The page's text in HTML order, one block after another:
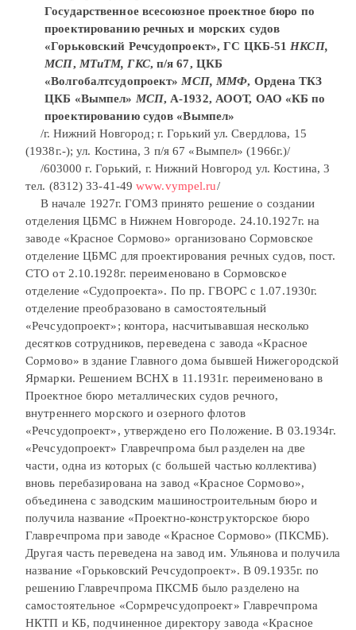
Государственное всесоюзное проектное бюро по
проектированию речных и морских судов
«Горьковский Речсудопроект», ГС ЦКБ-51 НКСП,
МСП, МТиТМ, ГКС, п/я 67, ЦКБ
«Волгобалтсудопроект» МСП, ММФ, Ордена ТКЗ
ЦКБ «Вымпел» МСП, А-1932, АООТ, ОАО «КБ по
проектированию судов «Вымпел»
/г. Нижний Новгород; г. Горький ул. Свердлова, 15
(1938г.-); ул. Костина, 3 п/я 67 «Вымпел» (1966г.)/
/603000 г. Горький, г. Нижний Новгород ул. Костина, 3
тел. (8312) 33-41-49www.vympel.ru/
В начале 1927г. ГОМЗ принято решение о создании
отделения ЦБМС в Нижнем Новгороде. 24.10.1927г. на
заводе «Красное Сормово» организовано Сормовское
отделение ЦБМС для проектирования речных судов, пост.
СТО от 2.10.1928г. переименовано в Сормовское
отделение «Судопроекта». По пр. ГВОРС с 1.07.1930г.
отделение преобразовано в самостоятельный
«Речсудопроект»; контора, насчитывавшая несколько
десятков сотрудников, переведена с завода «Красное
Сормово» в здание Главного дома бывшей Нижегородской
Ярмарки. Решением ВСНХ в 11.1931г. переименовано в
Проектное бюро металлических судов речного,
внутреннего морского и озерного флотов
«Речсудопроект», утверждено его Положение. В 03.1934г.
«Речсудопроект» Главречпрома был разделен на две
части, одна из которых (с большей частью коллектива)
вновь перебазирована на завод «Красное Сормово»,
объединена с заводским машиностроительным бюро и
получила название «Проектно-конструкторское бюро
Главречпрома при заводе «Красное Сормово» (ПКСМБ).
Другая часть переведена на завод им. Ульянова и получила
название «Горьковский Речсудопроект». В 09.1935г. по
решению Главречпрома ПКСМБ было разделено на
самостоятельное «Сормречсудопроект» Главречпрома
НКТП и КБ, подчиненное директору завода «Красное